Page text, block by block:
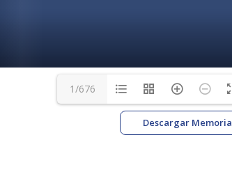
1/676
Descargar Memoria